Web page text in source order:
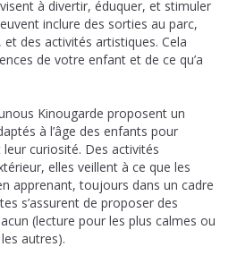
à divertir, éduquer, et stimuler
inclure des sorties au parc,
des activités artistiques. Cela
de votre enfant et de ce qu’a
Kinougarde proposent un
à l’âge des enfants pour
curiosité. Des activités
elles veillent à ce que les
apprenant, toujours dans un cadre
s’assurent de proposer des
(lecture pour les plus calmes ou
autres).